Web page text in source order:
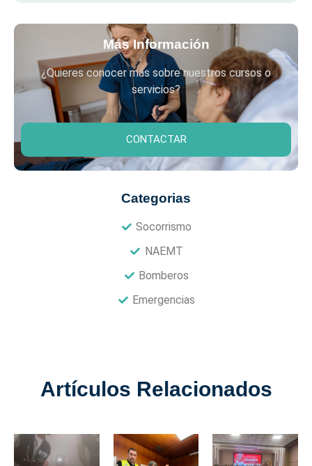
Más Información
¿Quieres conocer más sobre nuestros cursos o
servicios?
CONTACTAR
Categorias
Socorrismo
NAEMT
Bomberos
Emergencias
Artículos Relacionados